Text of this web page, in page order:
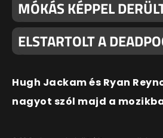
MÓKÁS KÉPPEL
ELSTARTOLT A
Hugh Jackam és Ryan
nagyot szól majd a